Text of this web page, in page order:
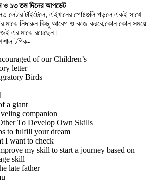
ও ১৩ তম দিনের আপডেট
লেটার টাইটেলে, এইখানের পোষ্টগুলি পড়লে একই সাথে
মাঝে নিদারুন কিছু আবেগ ও কাজ করবে,কোন কোন সময়ে
এর মাঝে রয়েছেন।
টপিক-
of our Children’s
letter
Birds
a giant
companion
To Develop Own Skills
to fulfill your dream
I want to check
my skill to start a journey based on
skill
late father